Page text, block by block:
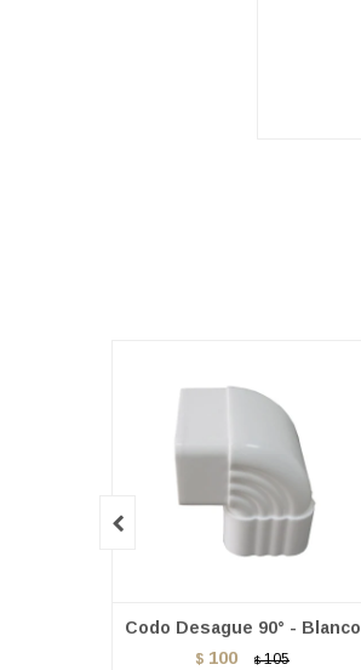
Codo Desague 90° - Blanco
$ 100 $ 105
